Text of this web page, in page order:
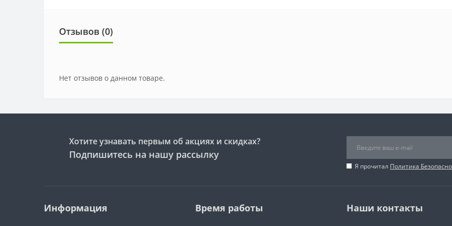
Отзывов (0)
Нет отзывов о данном товаре.
Хотите узнавать первым об акциях и скидках?
Подпишитесь на нашу рассылку
Я прочитал Политика
Информация Время работы Наши контакты